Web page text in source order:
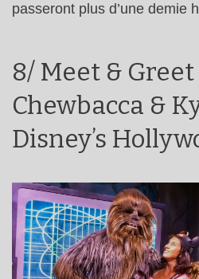
passeront plus d’une demie
8/ Meet &
Chewbacca &
Disney’s